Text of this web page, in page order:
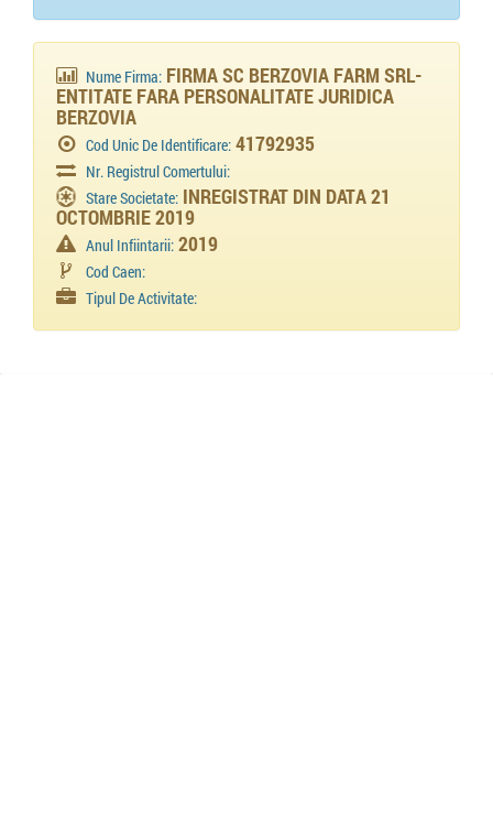
Nume Firma: FIRMA SC BERZOVIA FARM SRL-
ENTITATE FARA PERSONALITATE JURIDICA
BERZOVIA
Cod Unic De Identificare: 41792935
Nr. Registrul Comertului:
Stare Societate: INREGISTRAT DIN DATA 21
OCTOMBRIE 2019
Anul Infiintarii: 2019
Cod Caen:
Tipul De Activitate: